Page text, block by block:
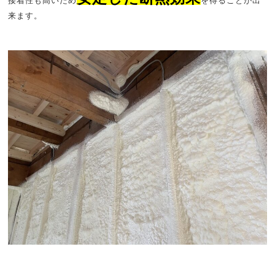
来ます。